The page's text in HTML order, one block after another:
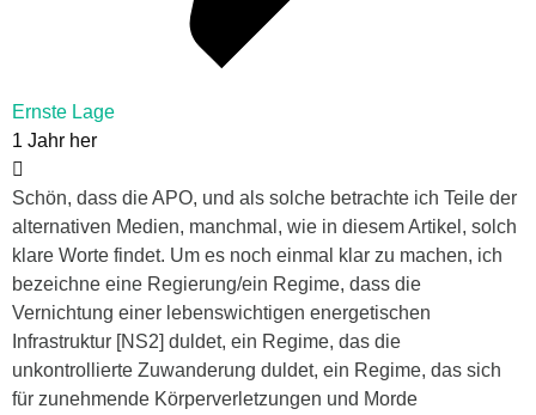
Ernste Lage
1 Jahr her
Schön, dass die APO, und als solche betrachte ich Teile der
alternativen Medien, manchmal, wie in diesem Artikel, solch
klare Worte findet. Um es noch einmal klar zu machen, ich
bezeichne eine Regierung/ein Regime, dass die
Vernichtung einer lebenswichtigen energetischen
Infrastruktur [NS2] duldet, ein Regime, das die
unkontrollierte Zuwanderung duldet, ein Regime, das sich
für zunehmende Körperverletzungen und Morde